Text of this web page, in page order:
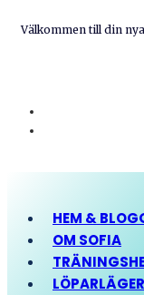
Välkommen till din
HEM &
OM SOFIA